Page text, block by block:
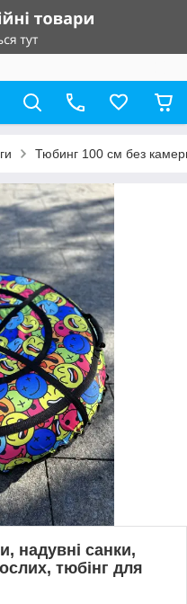
Тюбинг 100 см без
надувні санки,
тюбінг для